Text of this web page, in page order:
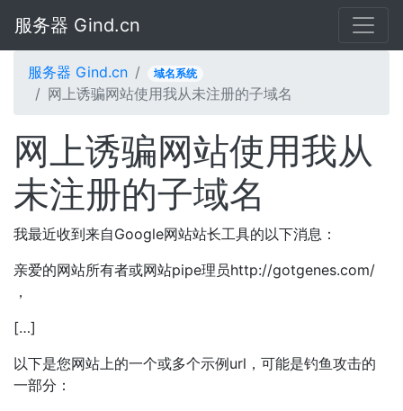
服务器 Gind.cn
服务器 Gind.cn 域名系统
网上诱骗网站使用我从未注册的子域名
网上诱骗网站使用我从
未注册的子域名
我最近收到来自Google网站站长工具的以下消息：
亲爱的网站所有者或网站pipe理员http://gotgenes.com/
，
[…]
以下是您网站上的一个或多个示例url，可能是钓鱼攻击的
一部分：